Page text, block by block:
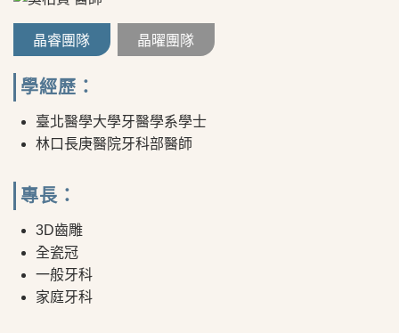
晶睿團隊 晶曜團隊
學經歷：
臺北醫學大學牙醫學系學士
林口長庚醫院牙科部醫師
專長：
3D齒雕
全瓷冠
一般牙科
家庭牙科